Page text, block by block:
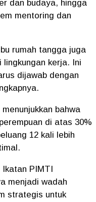
dan budaya, hingga
mentoring dan
rumah tangga juga
kerja. Ini
dijawab dengan
bahwa
di atas 30%
12 kali lebih
PIMTI
menjadi wadah
strategis untuk